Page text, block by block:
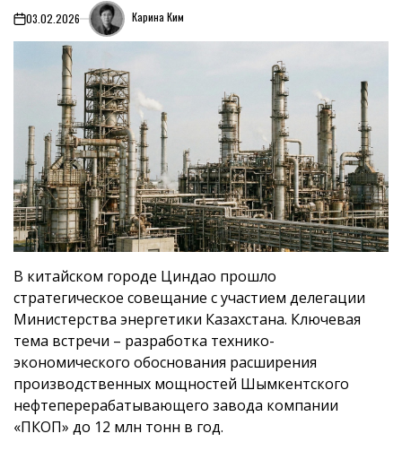
on03.02.2026 Карина Ким
В китайском городе Циндао прошло
стратегическое совещание с участием делегации
Министерства энергетики Казахстана. Ключевая
тема встречи – разработка технико-
экономического обоснования расширения
производственных мощностей Шымкентского
нефтеперерабатывающего завода компании
«ПКОП» до 12 млн тонн в год.